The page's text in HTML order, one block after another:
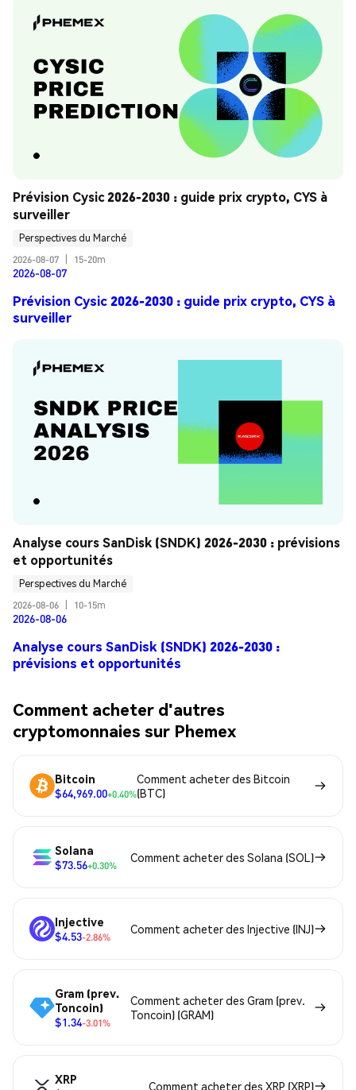
Prévision Cysic 2026-2030 : guide prix crypto, CYS à
surveiller
Perspectives du Marché
2026-08-07
15-20m
2026-08-07
Prévision Cysic 2026-2030 : guide prix crypto, CYS à
surveiller
Analyse cours SanDisk (SNDK) 2026-2030 : prévisions
et opportunités
Perspectives du Marché
2026-08-06
10-15m
2026-08-06
Analyse cours SanDisk (SNDK) 2026-2030 :
prévisions et opportunités
Comment acheter d'autres
cryptomonnaies sur Phemex
Bitcoin
$64,969.00+0.40%
Comment acheter des Bitcoin
(BTC)
Solana
$73.56+0.30%
Comment acheter des Solana (SOL)
Injective
$4.53-2.86%
Comment acheter des Injective (INJ)
Gram (prev.
Toncoin)
$1.34-3.01%
Comment acheter des Gram (prev.
Toncoin) (GRAM)
XRP
Comment acheter des XRP (XRP)